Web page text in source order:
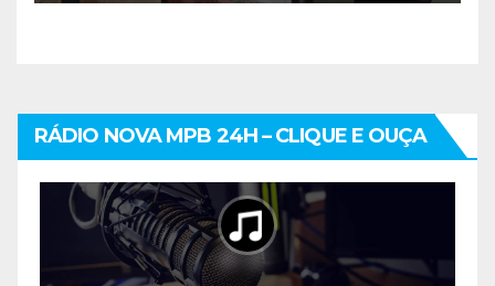
RÁDIO NOVA MPB 24H – CLIQUE E OUÇA